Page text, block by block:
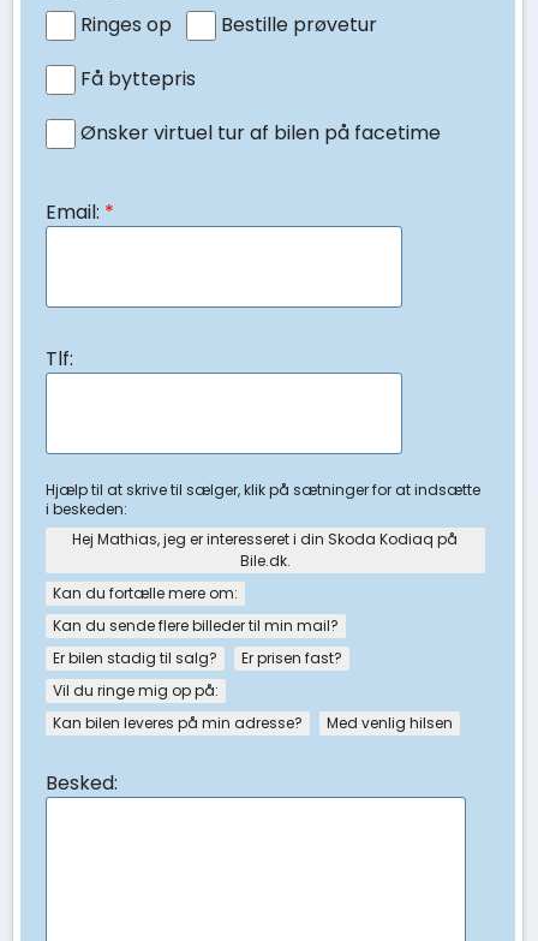
Ringes op
Bestille prøvetur
Få byttepris
Ønsker virtuel tur af bilen på facetime
Email: *
Tlf:
Hjælp til at skrive til sælger, klik på sætninger for at indsætte
i beskeden:
Hej Mathias, jeg er interesseret i din Skoda Kodiaq på
Bile.dk.
Kan du fortælle mere om:
Kan du sende flere billeder til min mail?
Er bilen stadig til salg?
Er prisen fast?
Vil du ringe mig op på:
Kan bilen leveres på min adresse?
Med venlig hilsen
Besked: